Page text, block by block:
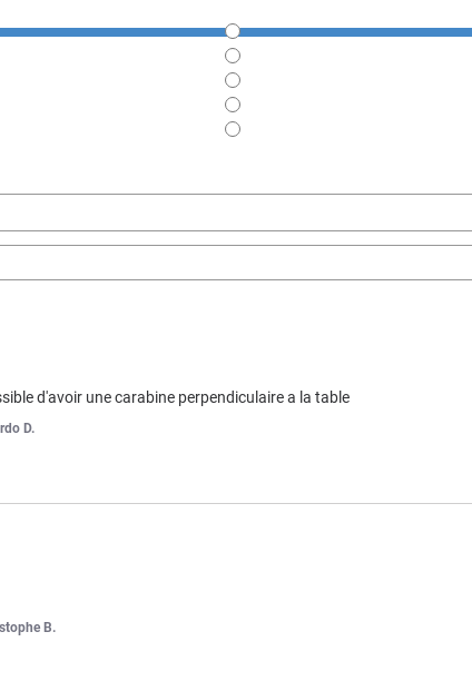
d'avoir une carabine perpendiculaire a la table
D.
B.